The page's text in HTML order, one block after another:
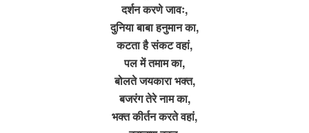
दर्शन करणे जावः,
दुनिया बाबा हनुमान का,
कटता है संकट वहां,
पल में तमाम का,
बोलते जयकारा भक्त,
बजरंग तेरे नाम का,
भक्त कीर्तन करते वहां,